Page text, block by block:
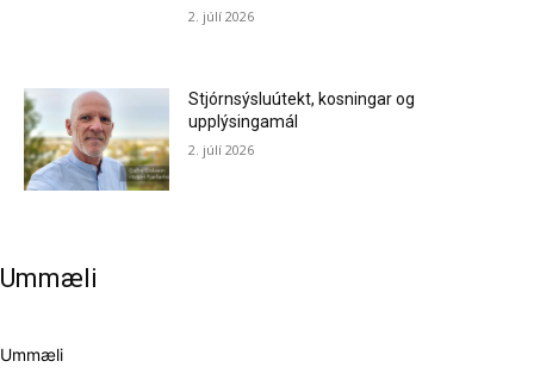
2. júlí 2026
Stjórnsýsluútekt, kosningar og
upplýsingamál
2. júlí 2026
Ummæli
Ummæli